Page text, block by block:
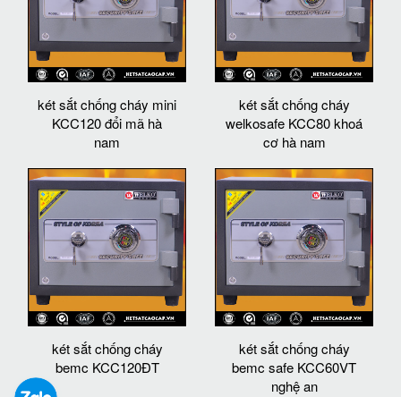
két sắt chống cháy mini
KCC120 đổi mã hà
nam
két sắt chống cháy
welkosafe KCC80 khoá
cơ hà nam
két sắt chống cháy
bemc KCC120ĐT
két sắt chống cháy
bemc safe KCC60VT
nghệ an